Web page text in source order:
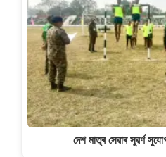
দেশ মাতৃৰ সেৱাৰ সুৱৰ্ণ